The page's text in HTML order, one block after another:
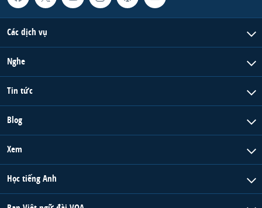
Các dịch vụ
Nghe
Tin tức
Blog
Xem
Học tiếng Anh